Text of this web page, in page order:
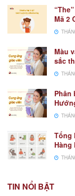
Mã 2
Màu
sắc
Phân
Tổng
Hàng
TIN NỔI BẬT